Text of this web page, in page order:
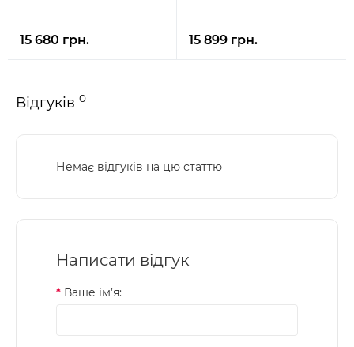
15 680 грн. 15 899 грн.
Відгуків 0
Немає відгуків на цю статтю
Написати відгук
Ваше ім’я: